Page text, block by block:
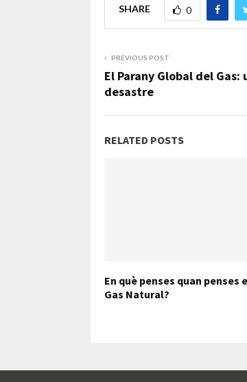
SHARE 0
PREVIOUS POST
El Parany Global del Gas:
desastre
RELATED POSTS
En què penses quan penses
Gas Natural?